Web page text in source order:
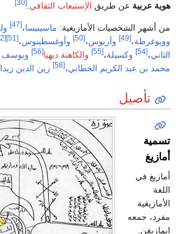
الإستيعاب الثقافي.
الأمازيغية:ماسينيسا،[47] ولوكيوس أبوليوس،
وآريوس،[50] وأوغسطينوس ، [52] ومونيكا،
ويوبا
والكاهنة ديهيا ويوسف بن تاشفين ،
الخطابي ، زين الدين زيدان.